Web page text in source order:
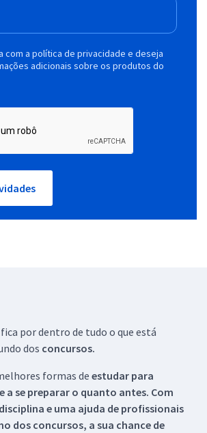
com a política de privacidade e deseja
adicionais sobre os produtos do
por dentro de tudo o que está
dos concursos.
formas de estudar para
a se preparar o quanto antes. Com
e uma ajuda de profissionais
dos concursos, a sua chance de